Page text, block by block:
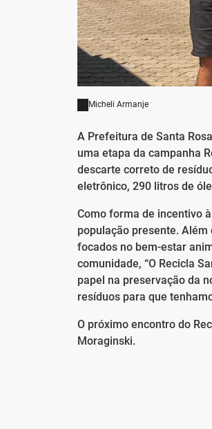
Micheli Armanje
A Prefeitura de Santa
uma etapa da campanha
descarte correto de
eletrônico, 290 litros de
Como forma de incentivo
população presente.
focados no bem-estar
comunidade, “O Recicla
papel na preservação da
resíduos para que
O próximo encontro do
Moraginski.